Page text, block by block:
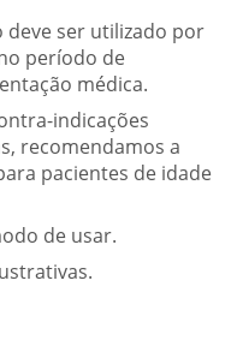
deve ser utilizado por
período de
médica.
indicações
recomendamos a
pacientes de idade
de usar.